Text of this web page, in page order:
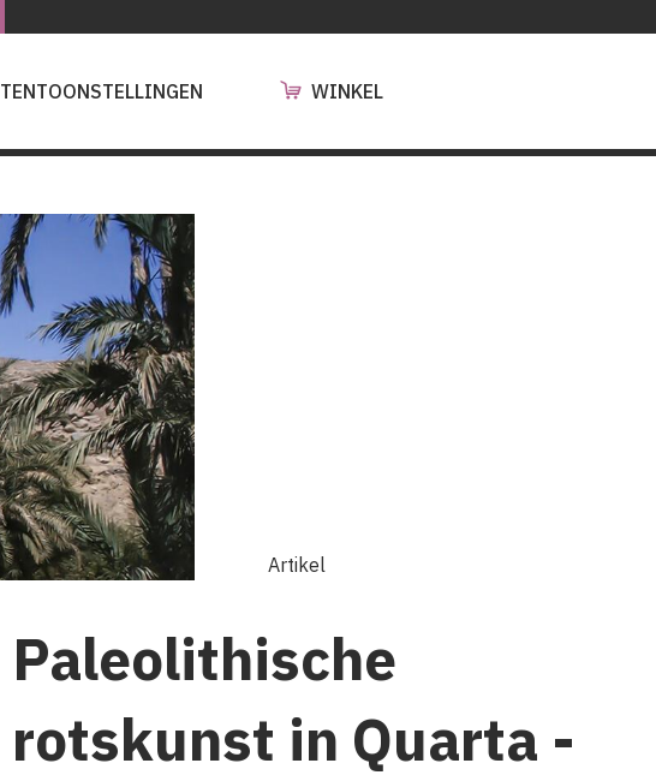
TENTOONSTELLINGEN WINKEL
Paleolithische
rotskunst in Quarta -
Artikel